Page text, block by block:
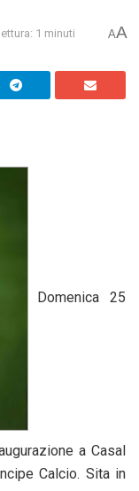
1 minuti AA
Domenica 25
a Casal
Calcio. Sita in